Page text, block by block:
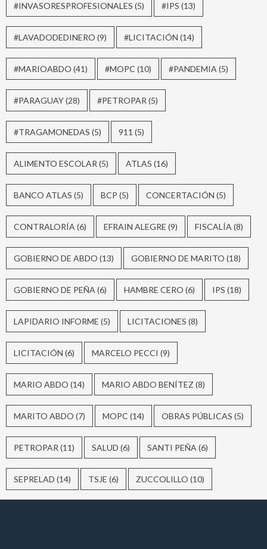
#INVASORESPROFESIONALES (5) #IPS (13)
#LAVADODEDINERO (9) #LICITACIÓN (14)
#MARIOABDO (41) #MOPC (10) #PANDEMIA (5)
#PARAGUAY(28) #PETROPAR (5)
#TRAGAMONEDAS (5) 911 (5)
ALIMENTO ESCOLAR (5) ATLAS (16)
BANCO ATLAS (5) BCP (5) CONCERTACIÓN (5)
CONTRALORÍA (6) EFRAIN ALEGRE (9) FISCALÍA (8)
GOBIERNO DE ABDO (13) GOBIERNO DE MARITO (18)
GOBIERNO DE PEÑA (6) HAMBRE CERO (6) IPS (18)
LAPIDARIO INFORME (5) LICITACIONES (8)
LICITACIÓN (6) MARCELO PECCI (9)
MARIO ABDO (14) MARIO ABDO BENÍTEZ (8)
MARITO ABDO (7) MOPC (14) OBRAS PÚBLICAS (5)
PETROPAR (11) SALUD (6) SANTI PEÑA (6)
SEPRELAD (14) TSJE (6) ZUCCOLILLO (10)